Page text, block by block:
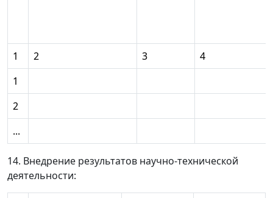
1 2 3 4
1
2
...
14. Внедрение результатов научно-технической
деятельности: